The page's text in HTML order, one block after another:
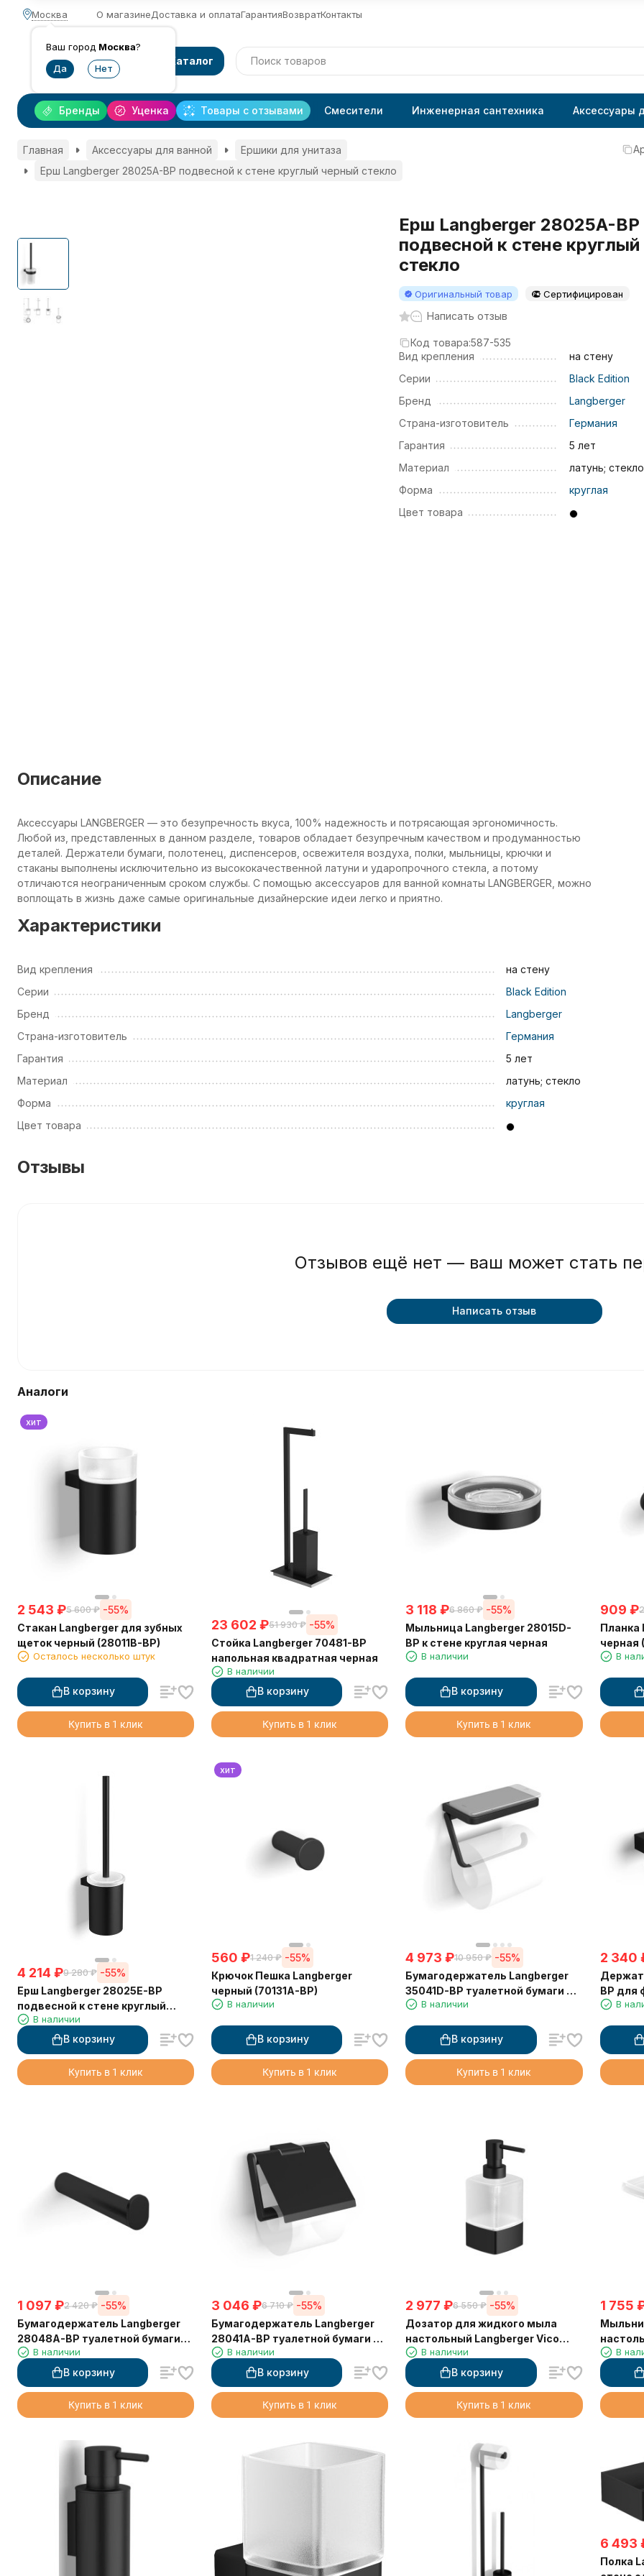
Москва
Ваш город Москва?
О магазинеДоставка и оплатаГарантияВозвратКонтакты
Каталог
Уценка Товары с отзывами
Бренды Смесители Инженерная сантехника Аксессуары
Главная Аксессуары для ванной
Ершики для унитаза
Ерш Langberger 28025A-BP подвесной к стене круглый черный стекло
Ерш Langberger 28025A-BP
подвесной к стене
стекло
Оригинальный товар Сертифицирован
Написать отзыв
Код товара:587-535
Вид крепления
на стену
Серии
Black Edition
Бренд
Langberger
Страна-изготовитель
Германия
Гарантия
5 лет
Материал
латунь; стекло
Форма
круглая
Цвет товара
Описание
Аксессуары LANGBERGER — это безупречность вкуса, 100% надежность и потрясающая эргономичность.
Любой из, представленных в данном разделе, товаров обладает безупречным качеством и продуманностью
деталей. Держатели бумаги, полотенец, диспенсеров, освежителя воздуха, полки, мыльницы, крючки и
стаканы выполнены исключительно из высококачественной латуни и ударопрочного стекла, а потому
отличаются неограниченным сроком службы. С помощью аксессуаров для ванной комнаты LANGBERGER, можно
воплощать в жизнь даже самые оригинальные дизайнерские идеи легко и приятно.
Характеристики
Вид крепления
на стену
Серии
Black Edition
Бренд
Langberger
Страна-изготовитель
Германия
Гарантия
5 лет
Материал
латунь; стекло
Форма
круглая
Цвет товара
Отзывы
Отзывов ещё нет — ваш может стать
Написать отзыв
Аналоги
хит
2 543 ₽5 600 ₽ -55%
Стакан Langberger для зубных
щеток черный (28011B-BP)
Осталось несколько штук
В корзину
Купить в 1 клик
23 602 ₽51 930 ₽ -55%
Стойка Langberger 70481-BP
напольная квадратная черная
В наличии
В корзину
Купить в 1 клик
3 118 ₽6 860 ₽ -55%
Мыльница Langberger 28015D-
BP к стене круглая черная
В наличии
В корзину
Купить в 1 клик
909 ₽
Планка
черная
В
4 214 ₽9 280 ₽ -55%
Ерш Langberger 28025E-BP
подвесной к стене круглый
черный
В наличии
В корзину
Купить в 1 клик
хит
560 ₽1 240 ₽ -55%
Крючок Пешка Langberger
черный (70131A-BP)
В наличии
В корзину
Купить в 1 клик
4 973 ₽10 950 ₽ -55%
Бумагодержатель Langberger
35041D-BP туалетной бумаги с
металлической полкой черный
В наличии
В корзину
Купить в 1 клик
2 340
BP для
В
1 097 ₽2 420 ₽ -55%
Бумагодержатель Langberger
28048A-BP туалетной бумаги
черный
В наличии
В корзину
Купить в 1 клик
3 046 ₽6 710 ₽ -55%
Бумагодержатель Langberger
28041A-BP туалетной бумаги с
крышкой черный
В наличии
В корзину
Купить в 1 клик
2 977 ₽6 550 ₽ -55%
Дозатор для жидкого мыла
настольный Langberger Vico
Black Edition 11323A-BP чёрный
В наличии
В корзину
Купить в 1 клик
1 755
чёрная
В
6 493
Полка